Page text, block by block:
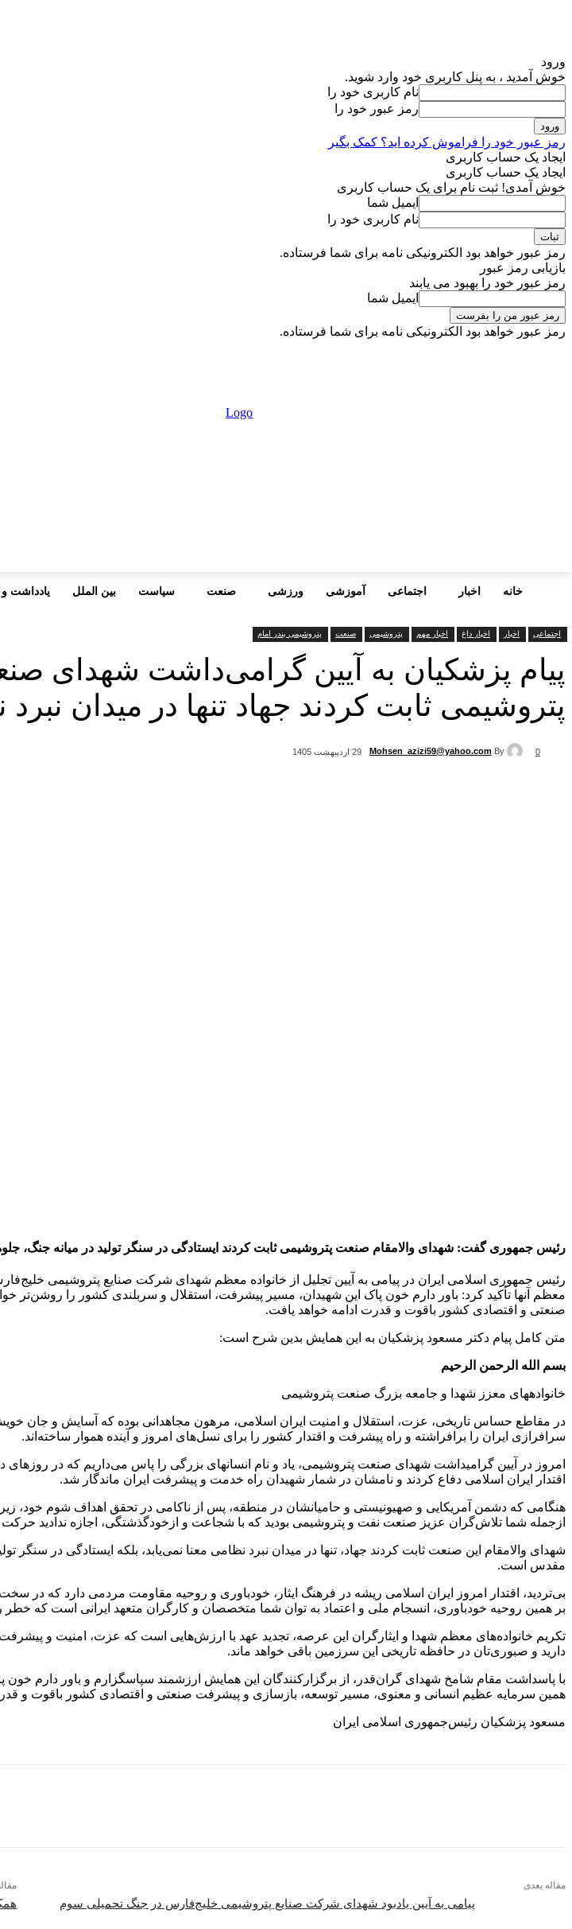
ورود
خوش آمدید ، به پنل کاربری خود وارد شوید.
نام کاربری خود را
رمز عبور خود را
رمز عبور خود را فراموش کرده اید؟ کمک بگیر
ایجاد یک حساب کاربری
ایجاد یک حساب کاربری
خوش آمدی! ثبت نام برای یک حساب کاربری
ایمیل شما
نام کاربری خود را
رمز عبور خواهد بود الکترونیکی نامه برای شما فرستاده.
بازیابی رمز عبور
رمز عبور خود را بهبود می یابند
ایمیل شما
رمز عبور خواهد بود الکترونیکی نامه برای شما فرستاده.
خانه اخبار اجتماعی آموزشی ورزشی صنعت سیاست بین الملل یادداشت و
اجتماعی
اخبار اخبار داغ اخبار مهم پتروشیمی صنعت پتروشیمی بندر امام
پیام پزشکیان به آیین گرامی‌داشت شهدای
پتروشیمی ثابت کردند جهاد تنها در میدان
By
Mohsen_azizi59@yahoo.com 29 اردیبهشت 1405 0
رئیس جمهوری گفت: شهدای والامقام صنعت پتروشیمی ثابت کردند ایستادگی در سنگر تولید در میانه جنگ،
رئیس‌ جمهوری اسلامی ایران در پیامی به آیین تجلیل از خانواده معظم شهدای شرکت صنایع پتروشیمی
معظم آنها تأکید کرد: باور دارم خون پاک این شهیدان، مسیر پیشرفت، استقلال و سربلندی کشور را
صنعتی و اقتصادی کشور باقوت و قدرت ادامه خواهد یافت.
متن کامل پیام دکتر مسعود پزشکیان به این همایش بدین شرح است:
بسم ‏الله الرحمن الرحیم
خانواده‏های معزز شهدا و جامعه بزرگ صنعت پتروشیمی
در مقاطع حساس تاریخی، عزت، استقلال و امنیت ایران اسلامی، مرهون مجاهدانی بوده که آسایش و جان
سرافرازی ایران را برافراشته و راه پیشرفت و اقتدار کشور را برای نسل‌های امروز و آینده هموار ساخته‌اند.
امروز در آیین گرامیداشت شهدای صنعت پتروشیمی، یاد و نام انسان‏های بزرگی را پاس می‌داریم که در
اقتدار ایران اسلامی دفاع کردند و نامشان در شمار شهیدان راه خدمت و پیشرفت ایران ماندگار شد.
هنگامی که دشمن آمریکایی و صهیونیستی و حامیانشان در منطقه، پس از ناکامی در تحقق اهداف شوم خود،
ازجمله شما تلاش‌گران عزیز صنعت نفت و پتروشیمی بودید که با شجاعت و ازخودگذشتگی، اجازه ندادید
شهدای والامقام این صنعت ثابت کردند جهاد، تنها در میدان نبرد نظامی معنا نمی‌یابد، بلکه ایستادگی در
مقدس است.
بی‌تردید، اقتدار امروز ایران اسلامی ریشه در فرهنگ ایثار، خودباوری و روحیه مقاومت مردمی دارد که در
بر همین روحیه خودباوری، انسجام ملی و اعتماد به توان شما متخصصان و کارگران متعهد ایرانی است که خطر
تکریم خانواده‌های معظم شهدا و ایثارگران این عرصه، تجدید عهد با ارزش‌هایی است که عزت، امنیت و
دارید و صبوری‌تان در حافظه تاریخی این سرزمین باقی خواهد ماند.
با پاسداشت مقام شامخ شهدای گران‌قدر، از برگزارکنندگان این همایش ارزشمند سپاسگزارم و باور دارم
همین سرمایه عظیم انسانی و معنوی، مسیر توسعه، بازسازی و پیشرفت صنعتی و اقتصادی کشور باقوت و
مسعود پزشکیان رئیس‌جمهوری اسلامی ایران
مقاله بعدی
پیامی به آیین یادبود شهدای شرکت صنایع پتروشیمی خلیج‌فارس در جنگ تحمیلی سوم